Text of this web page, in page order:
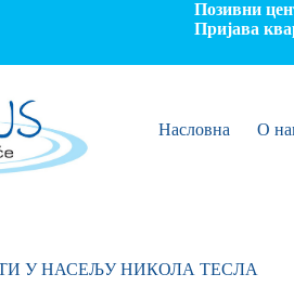
Позивни
Пријава
Насловна О
У НАСЕЉУ НИКОЛА ТЕСЛА